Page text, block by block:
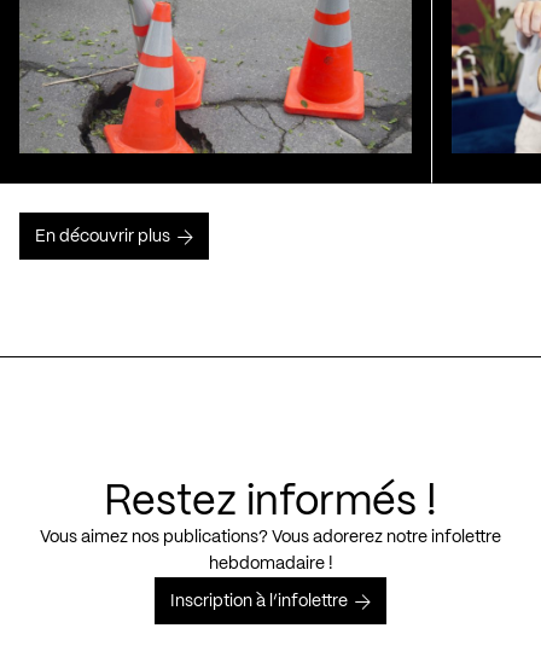
En découvrir plus
Restez informés !
Vous aimez nos publications? Vous adorerez notre infolettre
hebdomadaire !
Inscription à l’infolettre